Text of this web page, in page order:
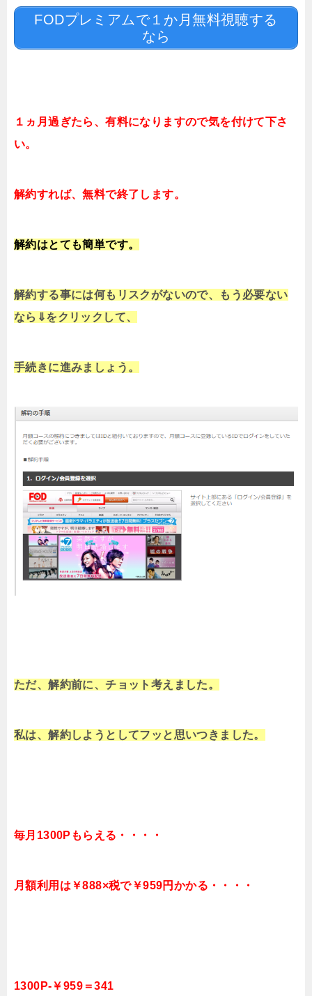
FODプレミアムで１か月無料視聴する
なら
１ヵ月過ぎたら、有料になりますので気を付けて下さ
い。
解約すれば、無料で終了します。
解約はとても簡単です。
解約する事には何もリスクがないので、もう必要ない
なら⇓をクリックして、
手続きに進みましょう。
ただ、解約前に、チョット考えました。
私は、解約しようとしてフッと思いつきました。
毎月1300Pもらえる・・・・
月額利用は￥888×税で￥959円かかる・・・・
1300P-￥959＝341